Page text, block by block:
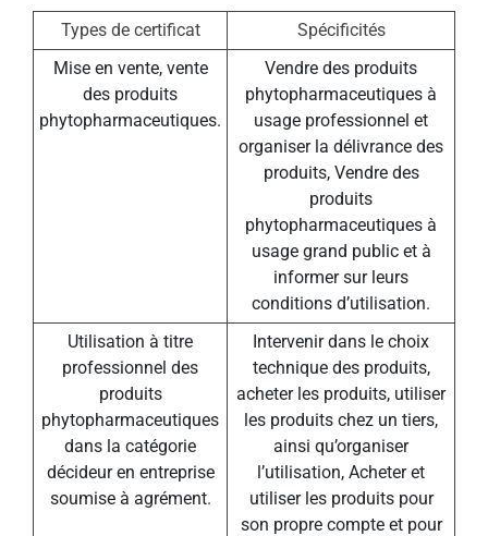
Types de certificat
Spécificités
Mise en vente, vente
des produits
phytopharmaceutiques.
Vendre des produits
phytopharmaceutiques à
usage professionnel et
organiser la délivrance des
produits, Vendre des
produits
phytopharmaceutiques à
usage grand public et à
informer sur leurs
conditions d’utilisation.
Utilisation à titre
professionnel des
produits
phytopharmaceutiques
dans la catégorie
décideur en entreprise
soumise à agrément.
Intervenir dans le choix
technique des produits,
acheter les produits, utiliser
les produits chez un tiers,
ainsi qu’organiser
l’utilisation, Acheter et
utiliser les produits pour
son propre compte et pour